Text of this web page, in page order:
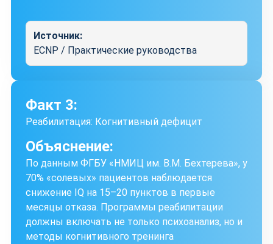
Источник:
ECNP / Практические руководства
Факт 3:
Реабилитация: Когнитивный дефицит
Объяснение:
По данным ФГБУ «НМИЦ им. В.М. Бехтерева», у
70% «солевых» пациентов наблюдается
снижение IQ на 15–20 пунктов в первые
месяцы отказа. Программы реабилитации
должны включать не только психоанализ, но и
методы когнитивного тренинга